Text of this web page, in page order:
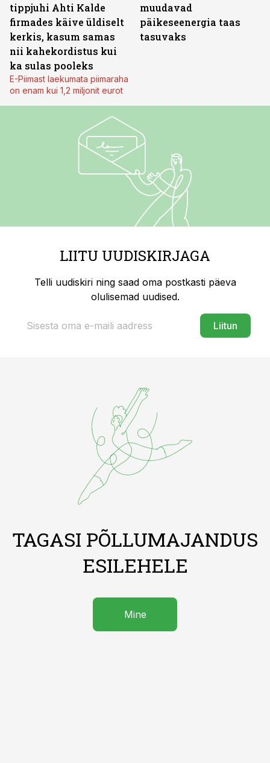
tippjuhi Ahti Kalde
firmades käive üldiselt
kerkis, kasum samas
nii kahekordistus kui
ka sulas pooleks
E-Piimast laekumata piimaraha
on enam kui 1,2 miljonit eurot
muudavad
päikeseenergia taas
tasuvaks
LIITU UUDISKIRJAGA
Telli uudiskiri ning saad oma postkasti päeva
olulisemad uudised.
Liitun
TAGASI PÕLLUMAJANDUS
ESILEHELE
Mine